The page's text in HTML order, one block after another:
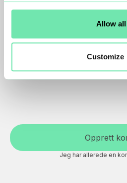
Allow all
Customize
Opprett
Jeg har allerede en